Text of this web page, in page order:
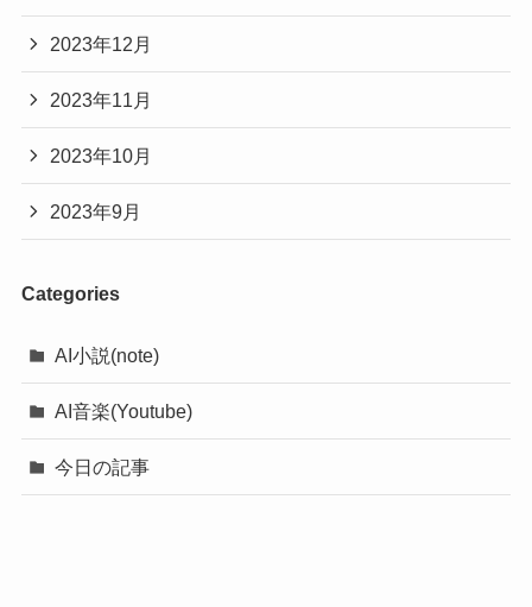
2023年12月
2023年11月
2023年10月
2023年9月
Categories
AI小説(note)
AI音楽(Youtube)
今日の記事